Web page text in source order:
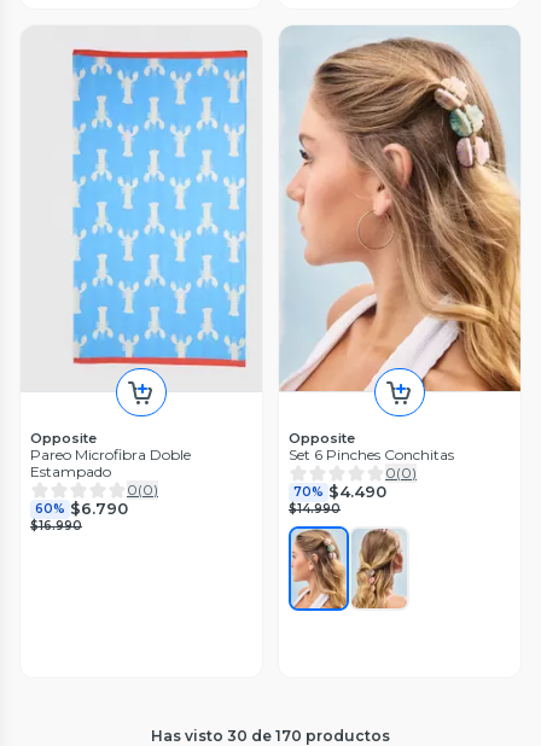
Opposite
Pareo Microfibra Doble
Estampado
0(0)
60% $6.790
$16.990
Opposite
Set 6 Pinches Conchitas
0(0)
70% $4.490
$14.990
Has visto 30 de 170 productos